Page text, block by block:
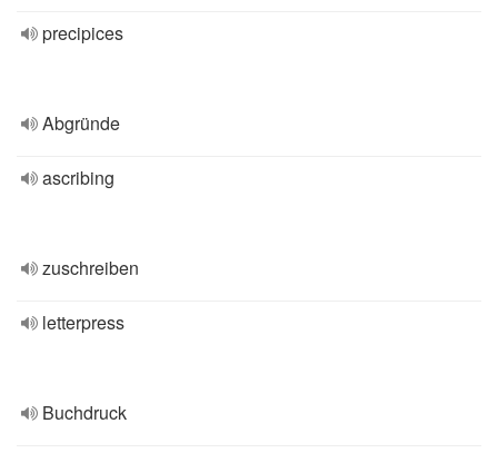
precipices
Abgründe
ascribing
zuschreiben
letterpress
Buchdruck